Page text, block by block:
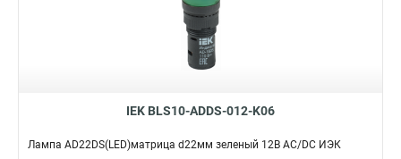
IEK BLS10-ADDS-012-K06
Лампа AD22DS(LED)матрица d22мм зеленый 12В AC/DC ИЭК